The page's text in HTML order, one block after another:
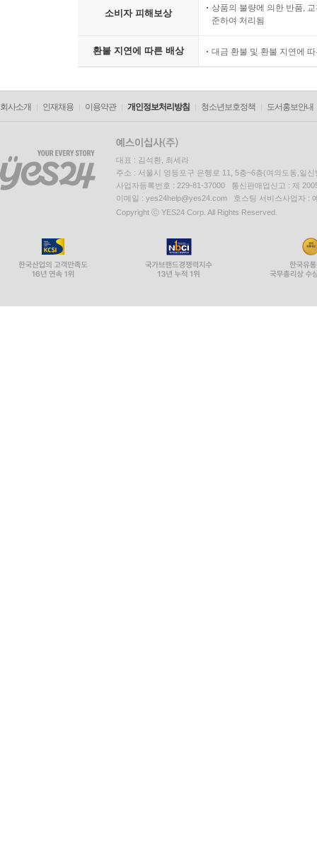
소비자 피해보상
상품의 불량에 의한 반품,
준하여 처리됨
환불 지연에 따른 배상 대금 환불 및 환불 지연에
회사소개 인재채용 이용약관 개인정보처리방침 청소년보호정책 도서홍보안내
대표 : 김석환, 최세라
주소 : 서울시 영등포구 은행로 11, 5층~6층(여의도동,일신
사업자등록번호 : 229-81-37000 통신판매업신고 : 제
이메일 : yes24help@yes24.com 호스팅 서비스사업자 :
Copyright ⓒ YES24 Corp. All Rights Reserved.